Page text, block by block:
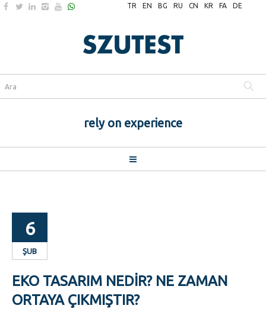
TR EN BG RU CN KR FA DE
rely on experience
6
ŞUB
EKO TASARIM NEDIR? NE ZAMAN
ORTAYA ÇIKMIŞTIR?